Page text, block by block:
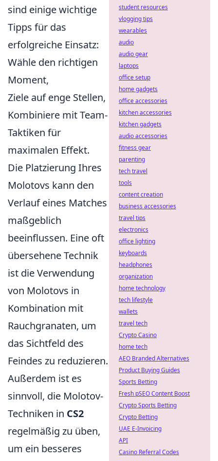
sind einige wichtige
Tipps für das
erfolgreiche Einsatz:
Wähle den richtigen
Moment,
Ziele auf enge Stellen,
Kombiniere mit Team-
Taktiken für
maximalen Effekt.
Die Platzierung Ihres
Molotovs kann den
Verlauf eines Matches
maßgeblich
beeinflussen. Eine oft
übersehene Technik
ist die Verwendung
von Molotovs in
Kombination mit
Rauchgranaten, um
das Sichtfeld des
Feindes zu reduzieren.
Außerdem ist es
sinnvoll, die Molotov-
Techniken in CS2
regelmäßig zu üben,
um ein besseres
student resources
vlogging tips
wearables
audio
audio gear
laptops
office setup
home gadgets
office accessories
kitchen accessories
kitchen gadgets
audio accessories
fitness gear
parenting
tech travel
tools
content creation
business accessories
travel tips
electronics
office lighting
keyboards
headphones
organization
home technology
tech lifestyle
wallets
travel tech
Crypto Casino
home tech
AEO Branded Alternatives
Product Buying Guides
Sports Betting
Fresh pSEO Content Boost
Crypto Sports Betting
Crypto Betting
UAE E-Invoicing
API
Casino Referral Codes